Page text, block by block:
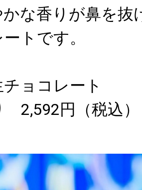
な香りが鼻を抜
トです。
ョコレート
2,592円（税込